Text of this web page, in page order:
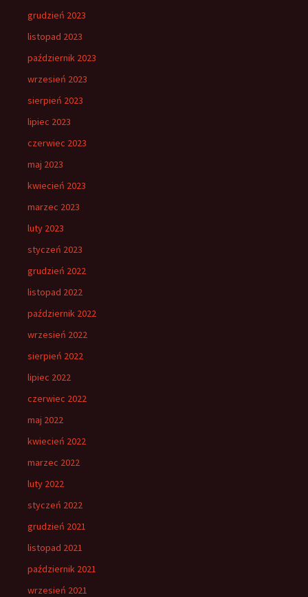
grudzień 2023
listopad 2023
październik 2023
wrzesień 2023
sierpień 2023
lipiec 2023
czerwiec 2023
maj 2023
kwiecień 2023
marzec 2023
luty 2023
styczeń 2023
grudzień 2022
listopad 2022
październik 2022
wrzesień 2022
sierpień 2022
lipiec 2022
czerwiec 2022
maj 2022
kwiecień 2022
marzec 2022
luty 2022
styczeń 2022
grudzień 2021
listopad 2021
październik 2021
wrzesień 2021